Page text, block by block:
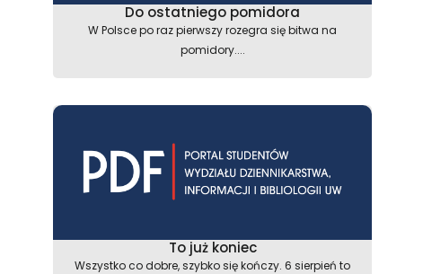
Do ostatniego pomidora
W Polsce po raz pierwszy rozegra się bitwa na
pomidory....
To już koniec
Wszystko co dobre, szybko się kończy. 6 sierpień to